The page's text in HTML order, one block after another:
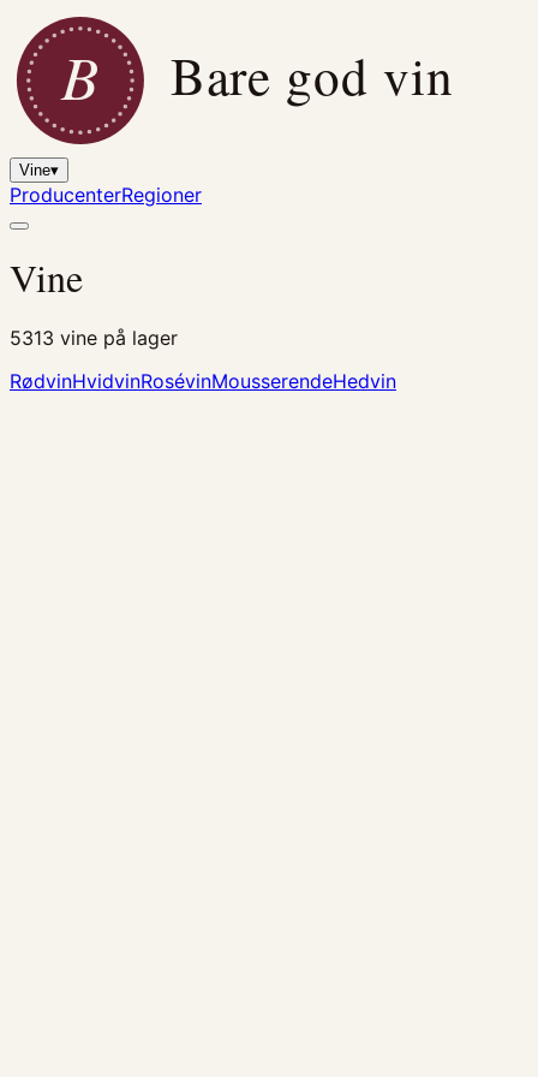
B Bare god vin
Vine▾
ProducenterRegioner
Vine
5313 vine på lager
RødvinHvidvinRosévinMousserendeHedvin